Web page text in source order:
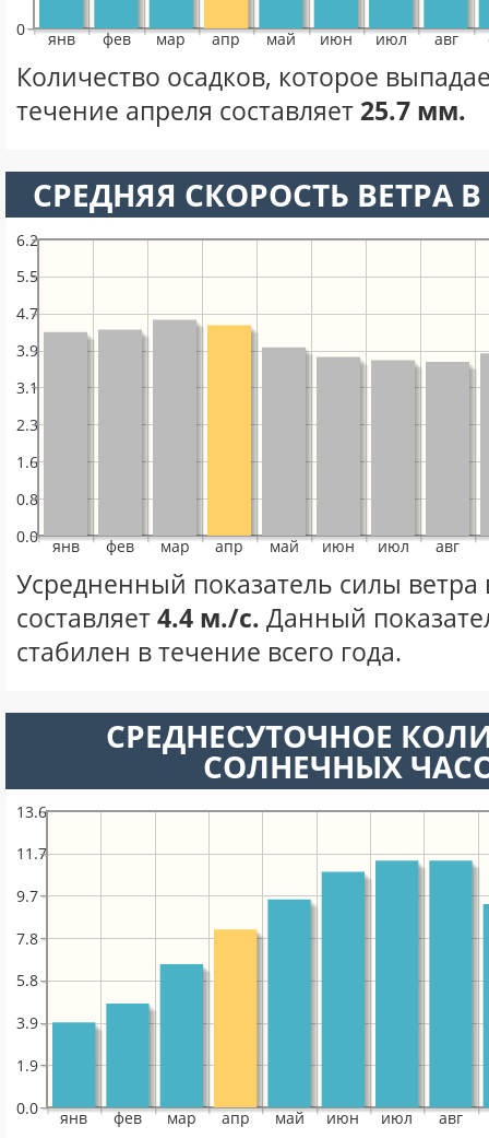
янв фев мар апр май июн июл авг
0
Количество осадков, которое
течение апреля составляет 25.7 мм.
СРЕДНЯЯ СКОРОСТЬ ВЕТРА
янв фев мар апр май июн июл авг
0.0
0.8
1.6
2.3
3.1
3.9
4.7
5.5
6.2
Усредненный показатель силы ветра
составляет4.4 м./с. Данный
стабилен в течение всего года.
СРЕДНЕСУТОЧНОЕ
СОЛНЕЧНЫХ
янв фев мар апр май июн июл авг
0.0
1.9
3.9
5.8
7.8
9.7
11.7
13.6